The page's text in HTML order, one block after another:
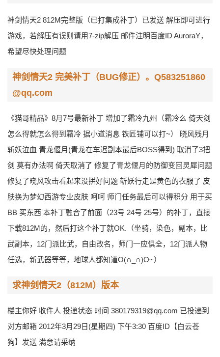
神剑情天2 812M完整版（已打集成补丁）已发送 解压即可进行
游戏，若解压有误则请用7-zip解压 邮件注明百度ID AuroraY，
希望尽快处理问题
神剑情天2 完美补丁（BUG修正）。Q583251860
@qq.com
《猫哥精品》8月7号最新补丁 增加了霜冷九州（霜冷么 倚天剑
怎么得就怎么得到霜冷 据小道消息 铁匠铺可以打~） 晓风残月
斩妖泣血 青龙偃月(青龙在车迟副本最后BOSS得到) 取消了3把
剑 莫有办法啊 倚天取消了 修复了青龙偃月的防御变回灵犀问题
修复了晓风攻击看起来没拼好问题 斩妖行走是黄色的衣服了 皮
肤换为梦幻西游专业皮肤 呵呵 师门任务最后可以得积分 用于买
BB 买东西 本补丁融合了前面（23号 24号 25号）的补丁，直接
下载812M的，然后打这个补丁就OK.（坐骑，染色，副本，比
武副本，12门派比武，自由改名，师门一应俱全，12门派人物
任选，新武器等等，地球人都知道O(∩_∩)O~）
求神剑情天2（812M）版本
楼主你好 收件人 投递状态 时间 380179319@qq.com 已投递到
对方邮箱 2012年3月29日(星期四) 下午3:30 百度ID【白云苍
狗】发送 满意请采纳